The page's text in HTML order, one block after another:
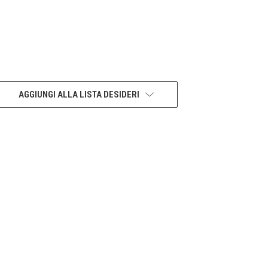
AGGIUNGI ALLA LISTA DESIDERI